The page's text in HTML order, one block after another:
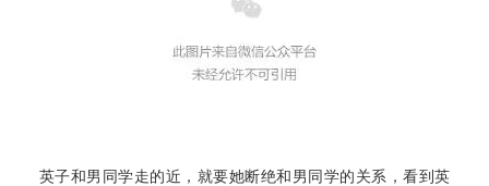
英子和男同学走的近，就要她断绝和男同学的关系，看到英